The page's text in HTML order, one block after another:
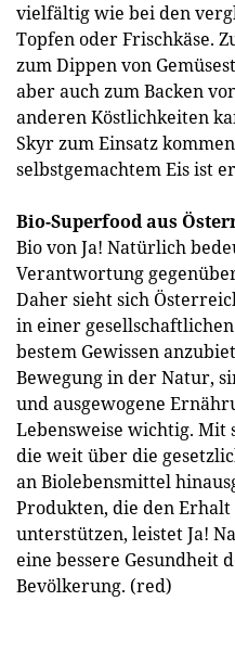
vielfältig wie bei den
Topfen oder Frischkäse.
zum Dippen von
aber auch zum Backen
anderen Köstlichkeiten
Skyr zum Einsatz
selbstgemachtem Eis ist
Bio-Superfood aus
Bio von Ja! Natürlich
Verantwortung
Daher sieht sich
in einer
bestem Gewissen
Bewegung in der Natur,
und ausgewogene
Lebensweise wichtig. Mit
die weit über die
an Biolebensmittel
Produkten, die den
unterstützen, leistet Ja!
eine bessere Gesundheit
Bevölkerung. (red)